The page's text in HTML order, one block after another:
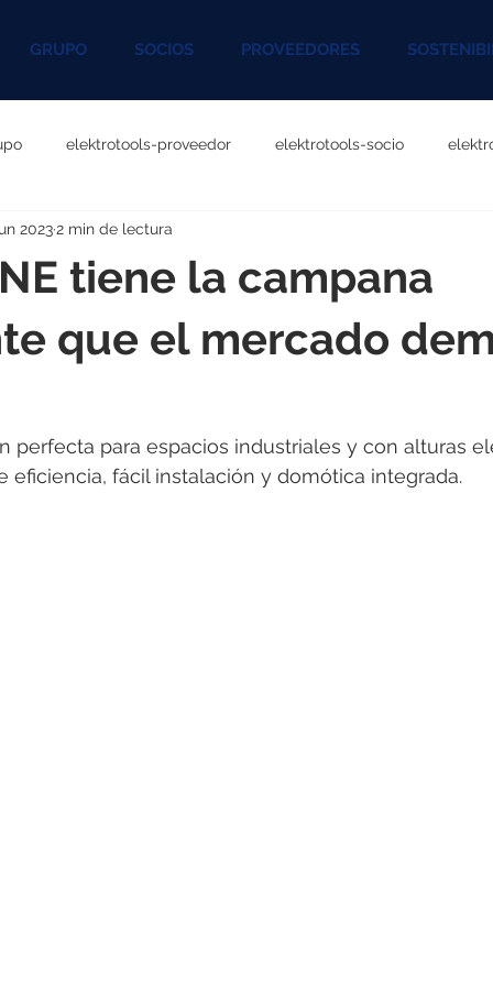
GRUPO SOCIOS PROVEEDORES
elektrotools-proveedor elektrotools-socio
P060000 elektrotools-P027000
P096000 elektrotools-P041000 elektrotools-
tiene la campana
que el mercado
20232 min de lectura
perfecta para espacios industriales y con alturas
eficiencia, fácil instalación y domótica integrada.